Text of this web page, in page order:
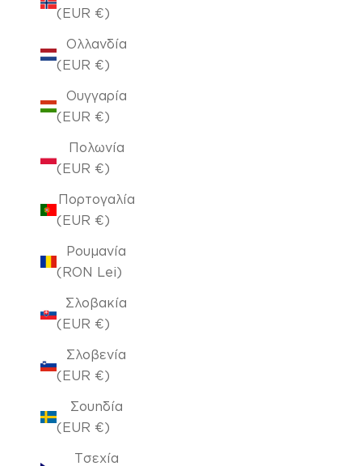
(EUR €)
Ολλανδία
(EUR €)
Ουγγαρία
(EUR €)
Πολωνία
(EUR €)
Πορτογαλία
(EUR €)
Ρουμανία
(RON Lei)
Σλοβακία
(EUR €)
Σλοβενία
(EUR €)
Σουηδία
(EUR €)
Τσεχία